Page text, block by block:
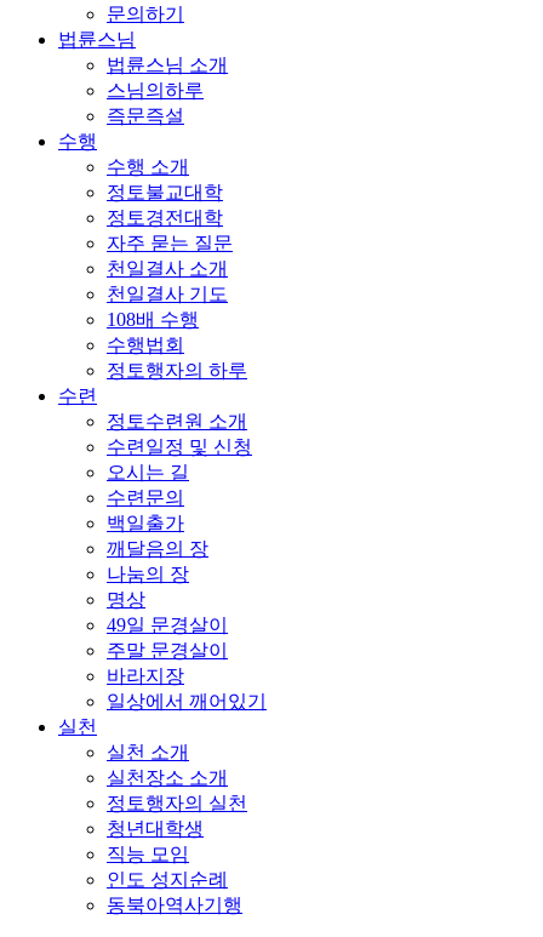
문의하기
법륜스님
법륜스님 소개
스님의하루
즉문즉설
수행
수행 소개
정토불교대학
정토경전대학
자주 묻는 질문
천일결사 소개
천일결사 기도
108배 수행
수행법회
정토행자의 하루
수련
정토수련원 소개
수련일정 및 신청
오시는 길
수련문의
백일출가
깨달음의 장
나눔의 장
명상
49일 문경살이
주말 문경살이
바라지장
일상에서 깨어있기
실천
실천 소개
실천장소 소개
정토행자의 실천
청년대학생
직능 모임
인도 성지순례
동북아역사기행